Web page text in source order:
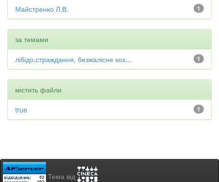
1
Майстренко Л.В.
за темами
1
лібідо,страждання, безжалісне кох...
містить файли
1
true
Тема від